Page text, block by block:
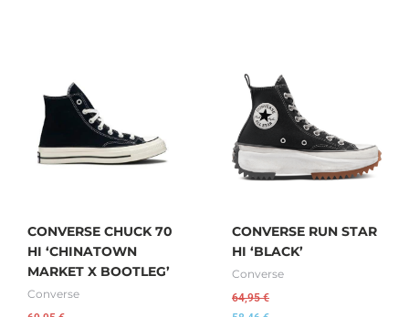
CONVERSE CHUCK 70
HI ‘CHINATOWN
MARKET X BOOTLEG’
Converse
CONVERSE RUN STAR
HI ‘BLACK’
Converse
64,95€